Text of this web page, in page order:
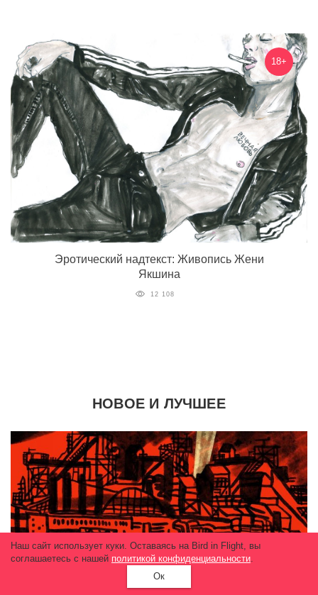
18+
Эротический надтекст: Живопись Жени
Якшина
12 108
НОВОЕ И ЛУЧШЕЕ
Опыт
Наш сайт использует куки. Оставаясь на Bird in Flight, вы
соглашаетесь с нашей политикой конфиденциальности.
Ок